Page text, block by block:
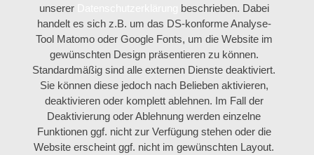
unserer
beschrieben. Dabei
handelt es sich z.B. um das DS-konforme Analyse-
Tool Matomo oder Google Fonts, um die Website im
gewünschten Design präsentieren zu können.
Standardmäßig sind alle externen Dienste deaktiviert.
Sie können diese jedoch nach Belieben aktivieren,
deaktivieren oder komplett ablehnen. Im Fall der
Deaktivierung oder Ablehnung werden einzelne
Funktionen ggf. nicht zur Verfügung stehen oder die
Website erscheint ggf. nicht im gewünschten Layout.